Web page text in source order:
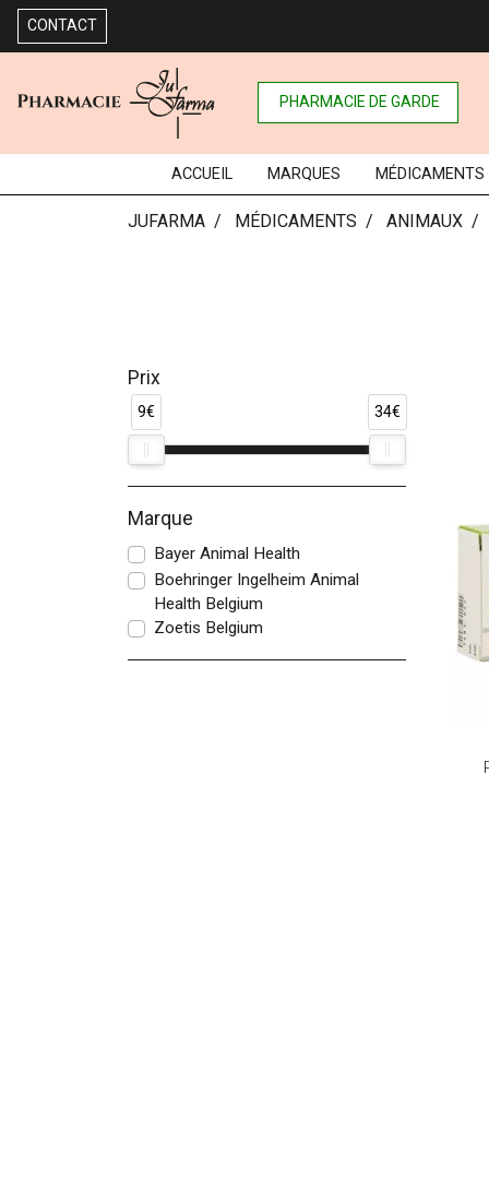
CONTACT
PHARMACIE DE GARDE
ACCUEIL MARQUES MÉDICAMENTS
JUFARMA MÉDICAMENTS ANIMAUX
Prix
9€ 34€
Marque
Bayer Animal Health
Boehringer Ingelheim Animal
Health Belgium
Zoetis Belgium